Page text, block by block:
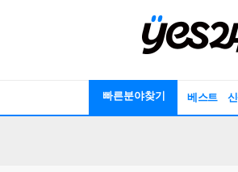
빠른분야찾기 베스트